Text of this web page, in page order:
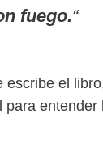
fuego.“
el